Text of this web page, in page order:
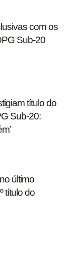
com os
Sub-20
título do
Sub-20:
último
título do